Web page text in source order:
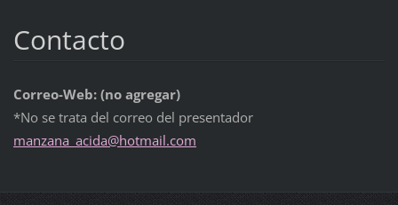
Contacto
Correo-Web: (no agregar)
*No se trata del correo del presentador
manzana_ acida@hotmail.com